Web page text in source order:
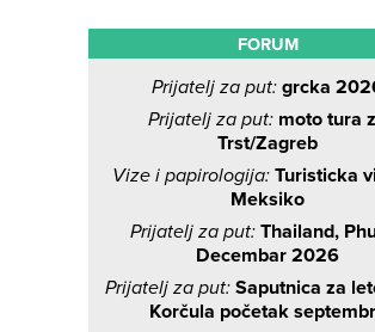
FORUM
Prijatelj za put: grcka
Prijatelj za put: moto tura
Trst/Zagreb
Vize i papirologija: Turisticka
Meksiko
Prijatelj za put: Thailand,
Decembar 2026
Prijatelj za put: Saputnica za
Korčula početak